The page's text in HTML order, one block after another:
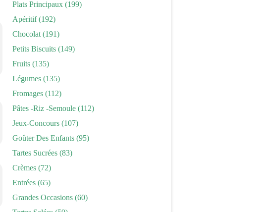
Plats Principaux (199)
Apéritif(192)
Chocolat (191)
Petits Biscuits (149)
Fruits (135)
Légumes (135)
Fromages (112)
Pâtes -riz -semoule (112)
Jeux-Concours (107)
Goûter Des Enfants (95)
Tartes Sucrées (83)
Crèmes (72)
Entrées (65)
Grandes Occasions (60)